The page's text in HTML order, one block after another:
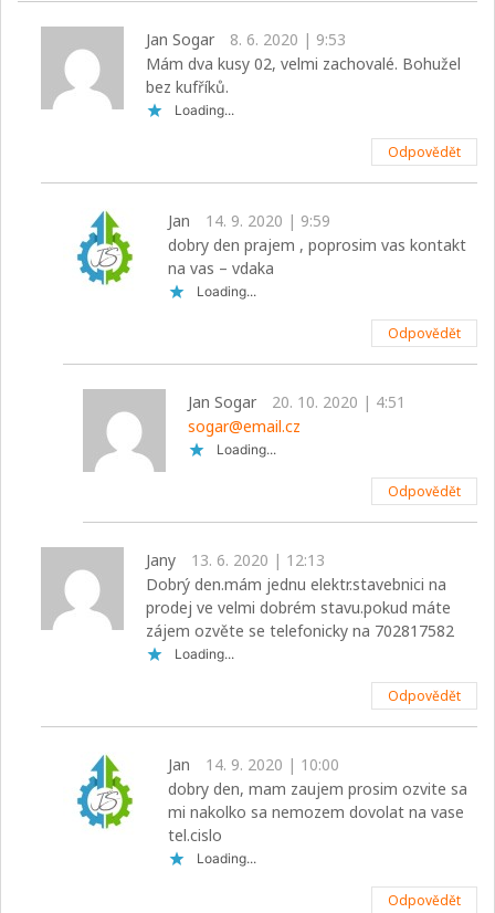
Jan Sogar
8. 6. 2020 | 9:53
Mám dva kusy 02, velmi zachovalé. Bohužel
bez kufříků.
Loading...
Odpovědět
Jan
14. 9. 2020 | 9:59
dobry den prajem , poprosim vas kontakt
na vas – vdaka
Loading...
Odpovědět
Jan Sogar
20. 10. 2020 | 4:51
sogar@email.cz
Loading...
Odpovědět
Jany
13. 6. 2020 | 12:13
Dobrý den.mám jednu elektr.stavebnici na
prodej ve velmi dobrém stavu.pokud máte
zájem ozvěte se telefonicky na 702817582
Loading...
Odpovědět
Jan
14. 9. 2020 | 10:00
dobry den, mam zaujem prosim ozvite sa
mi nakolko sa nemozem dovolat na vase
tel.cislo
Loading...
Odpovědět